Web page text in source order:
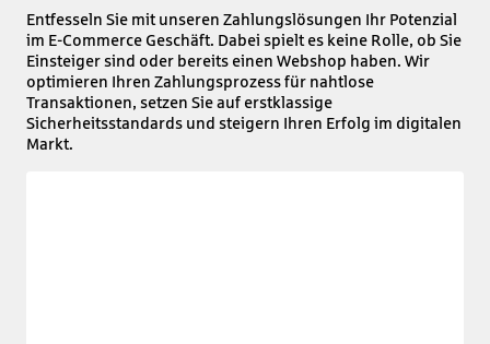
Entfesseln Sie mit unseren Zahlungslösungen Ihr Potenzial
im E-Commerce Geschäft. Dabei spielt es keine Rolle, ob Sie
Einsteiger sind oder bereits einen Webshop haben. Wir
optimieren Ihren Zahlungsprozess für nahtlose
Transaktionen, setzen Sie auf erstklassige
Sicherheitsstandards und steigern Ihren Erfolg im digitalen
Markt.